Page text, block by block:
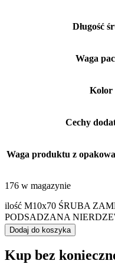
Długość
Waga
Kolor
Cechy
Waga produktu z
176 w magazynie
ilość M10x70 ŚRUBA
PODSADZANA
Dodaj do koszyka
Kup bez